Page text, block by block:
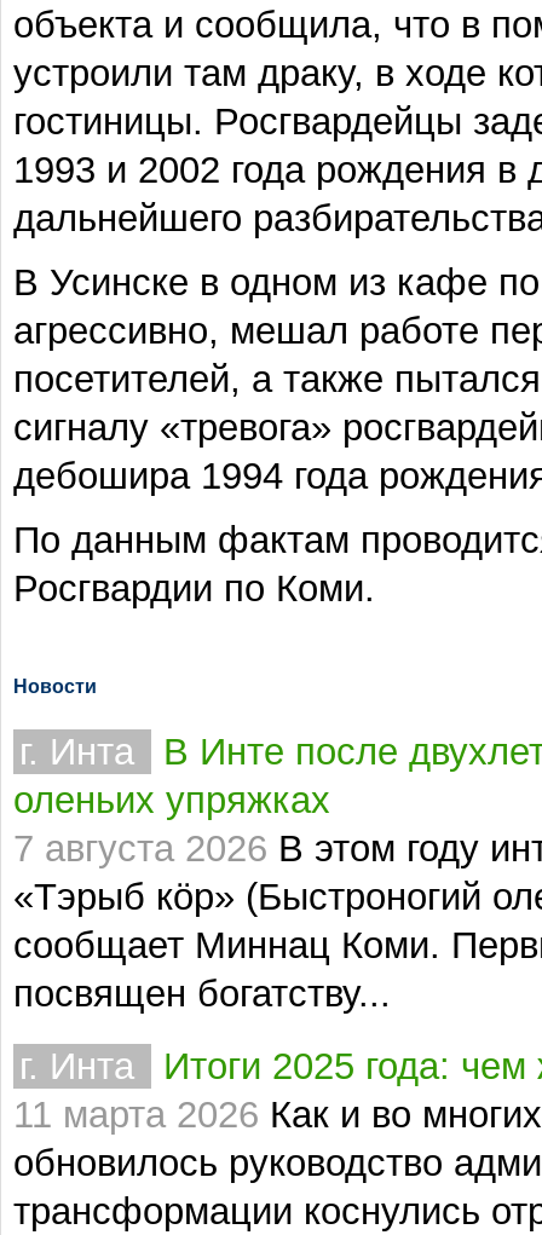
объекта и сообщила, что в
устроили там драку, в ходе
гостиницы. Росгвардейцы
1993 и 2002 года рождения
дальнейшего
В Усинске в одном из кафе
агрессивно, мешал работе
посетителей, а также
сигналу «тревога»
дебошира 1994 года
По данным фактам
Росгвардии по Коми.
Новости
г. Инта
В Инте после
оленьих упряжках
7 августа 2026 В этом году
«Тэрыб кöр» (Быстроногий
сообщает Миннац Коми.
посвящен богатству...
г. Инта
Итоги 2025 года:
11 марта 2026 Как и во
обновилось руководство
трансформации коснулись